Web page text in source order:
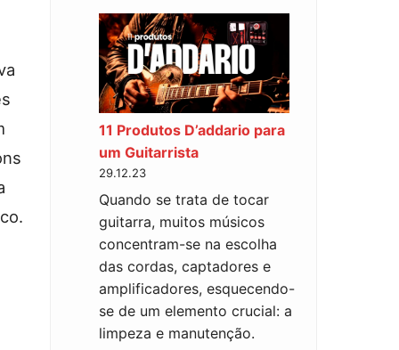
11 Produtos D’addario para
um Guitarrista
29.12.23
Quando se trata de tocar
guitarra, muitos músicos
concentram-se na escolha
das cordas, captadores e
amplificadores, esquecendo-
se de um elemento crucial: a
limpeza e manutenção.